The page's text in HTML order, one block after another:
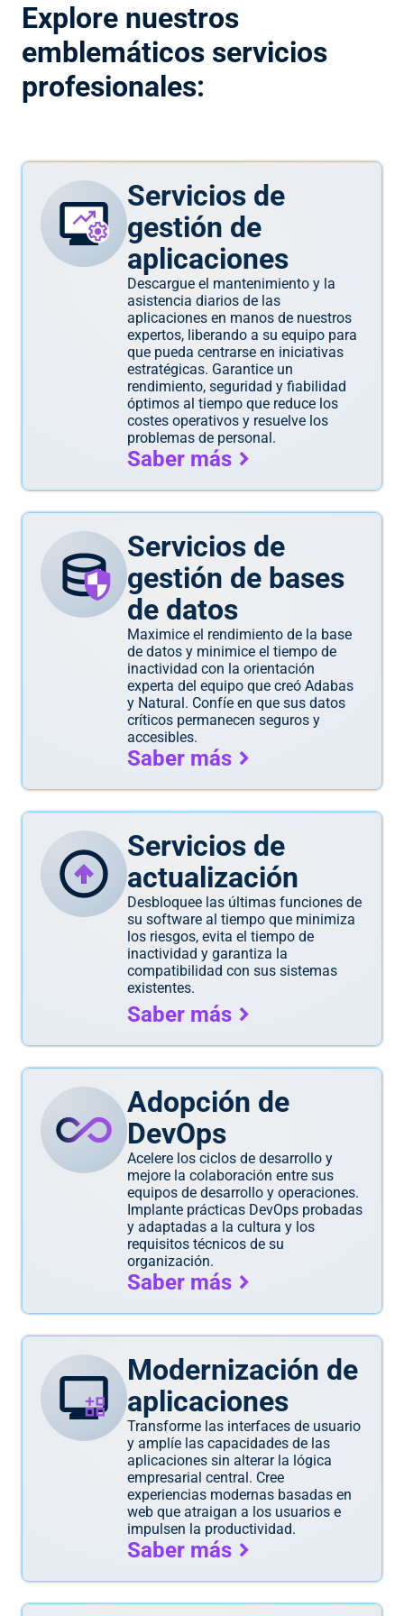
Explore nuestros
emblemáticos servicios
profesionales:
Servicios de
gestión de
aplicaciones
Descargue el mantenimiento y la
asistencia diarios de las
aplicaciones en manos de nuestros
expertos, liberando a su equipo para
que pueda centrarse en iniciativas
estratégicas. Garantice un
rendimiento, seguridad y fiabilidad
óptimos al tiempo que reduce los
costes operativos y resuelve los
problemas de personal.
Saber más
Servicios de
gestión de bases
de datos
Maximice el rendimiento de la base
de datos y minimice el tiempo de
inactividad con la orientación
experta del equipo que creó Adabas
y Natural. Confíe en que sus datos
críticos permanecen seguros y
accesibles.
Saber más
Servicios de
actualización
Desbloquee las últimas funciones de
su software al tiempo que minimiza
los riesgos, evita el tiempo de
inactividad y garantiza la
compatibilidad con sus sistemas
existentes.
Saber más
Adopción de
DevOps
Acelere los ciclos de desarrollo y
mejore la colaboración entre sus
equipos de desarrollo y operaciones.
Implante prácticas DevOps probadas
y adaptadas a la cultura y los
requisitos técnicos de su
organización.
Saber más
Modernización de
aplicaciones
Transforme las interfaces de usuario
y amplíe las capacidades de las
aplicaciones sin alterar la lógica
empresarial central. Cree
experiencias modernas basadas en
web que atraigan a los usuarios e
impulsen la productividad.
Saber más